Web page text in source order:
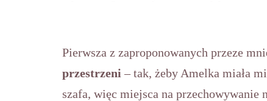
Pierwsza z zaproponowanych przeze
przestrzeni – tak, żeby Amelka miała
szafa, więc miejsca na przechowywanie